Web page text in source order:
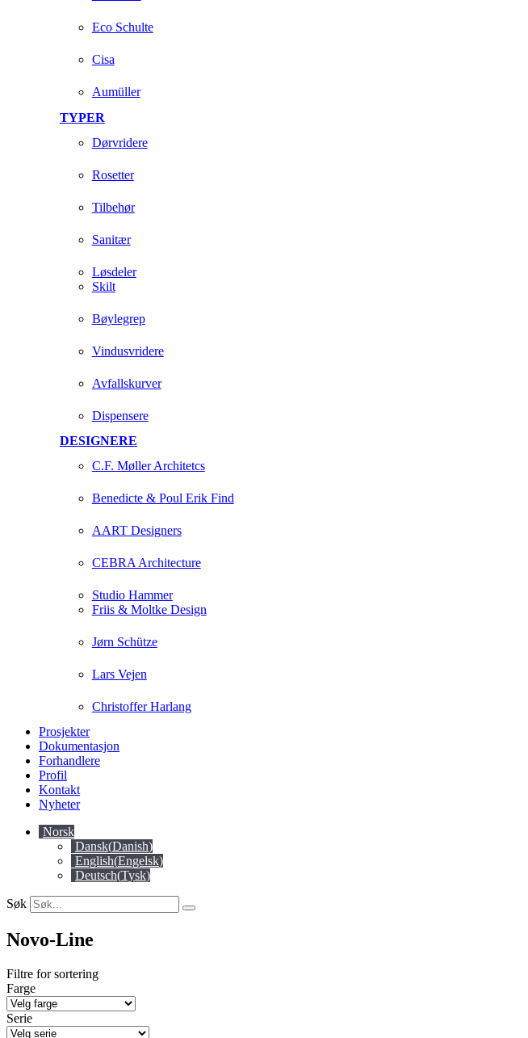
Eco Schulte
Cisa
Aumüller
TYPER
Dørvridere
Rosetter
Tilbehør
Sanitær
Løsdeler
Skilt
Bøylegrep
Vindusvridere
Avfallskurver
Dispensere
DESIGNERE
C.F. Møller Architetcs
Benedicte & Poul Erik Find
AART Designers
CEBRA Architecture
Studio Hammer
Friis & Moltke Design
Jørn Schütze
Lars Vejen
Christoffer Harlang
Prosjekter
Dokumentasjon
Forhandlere
Profil
Kontakt
Nyheter
Norsk
Dansk(Danish)
English(Engelsk)
Deutsch(Tysk)
Søk
Novo-Line
Filtre for sortering
Farge
Serie